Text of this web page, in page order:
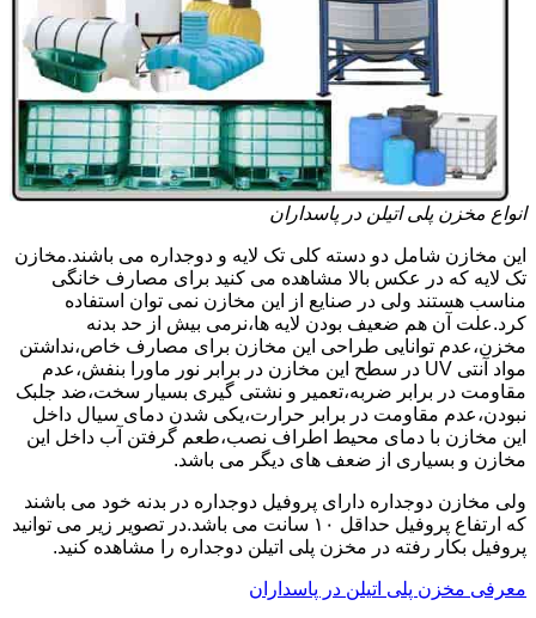
انواع مخزن پلی اتیلن در پاسداران
این مخازن شامل دو دسته کلی تک لایه و دوجداره می باشند.مخازن
تک لایه که در عکس بالا مشاهده می کنید برای مصارف خانگی
مناسب هستند ولی در صنایع از این مخازن نمی توان استفاده
کرد.علت آن هم ضعیف بودن لایه ها،نرمی بیش از حد بدنه
مخزن،عدم توانایی طراحی این مخازن برای مصارف خاص،نداشتن
مواد آنتی UV در سطح این مخازن در برابر نور ماورا بنفش،عدم
مقاومت در برابر ضربه،تعمیر و نشتی گیری بسیار سخت،ضد جلبک
نبودن،عدم مقاومت در برابر حرارت،یکی شدن دمای سیال داخل
این مخازن با دمای محیط اطراف نصب،طعم گرفتن آب داخل این
مخازن و بسیاری از ضعف های دیگر می باشد.
ولی مخازن دوجداره دارای پروفیل دوجداره در بدنه خود می باشند
که ارتفاع پروفیل حداقل ۱۰ سانت می باشد.در تصویر زیر می توانید
پروفیل بکار رفته در مخزن پلی اتیلن دوجداره را مشاهده کنید.
معرفی مخزن پلی اتیلن در پاسداران